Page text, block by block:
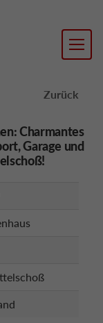
Zurück
Charmantes
Garage und